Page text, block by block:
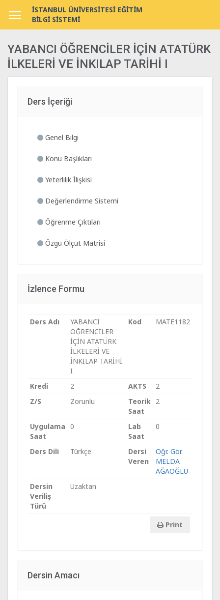
İSTANBUL ÜNİVERSİTESİ EĞİTİM
BİLGİ SİSTEMİ
YABANCI ÖĞRENCİLER İÇİN ATATÜRK
İLKELERİ VE İNKILAP TARİHİ I
Ders İçeriği
Genel Bilgi
Konu Başlıkları
Yeterlilik İlişkisi
Değerlendirme Sistemi
Öğrenme Çıktıları
Özgü Ölçüt Matrisi
İzlence Formu
Ders Adı
YABANCI
ÖĞRENCİLER
İÇİN ATATÜRK
İLKELERİ VE
İNKILAP TARİHİ
I
Kod MATE1182
Kredi 2 AKTS
2
Z/S
Zorunlu
Teorik
Saat
2
Uygulama
Saat
0
Lab
Saat
0
Ders Dili Türkçe
Dersi
Veren
Öğr. Gör.
MELDA
AĞAOĞLU
Dersin
Veriliş
Türü
Uzaktan
Print
Dersin Amacı